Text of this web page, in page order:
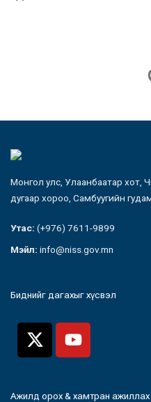
Монгол улс, Улаанбаатар хот,
дугаар хороо, Самбуугийн
Утас: (+976) 7611-9899
Мэйл: info@niss.gov.mn
Биднийг дагахыг хүсвэл
Ажилд орох & хамтран ажиллах